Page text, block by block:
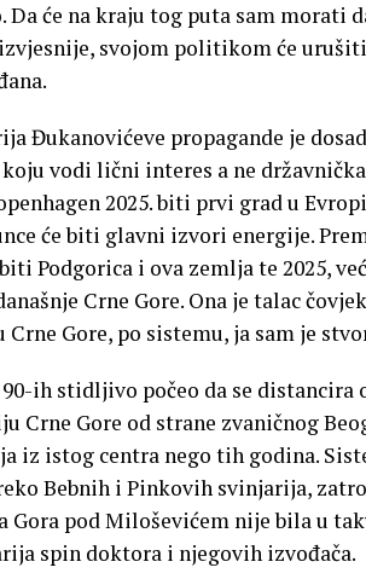
Da će na kraju tog puta sam
svojom politikom će
Đukanovićeve propagande je
vodi lični interes a ne
2025. biti prvi grad u
će biti glavni izvori energije.
Podgorica i ova zemlja te 2025,
Crne Gore. Ona je talac
Gore, po sistemu, ja sam je
ih stidljivo počeo da se
Crne Gore od strane zvaničnog
iz istog centra nego tih godina.
Bebnih i Pinkovih svinjarija,
Gora pod Miloševićem nije bila u
spin doktora i njegovih izvođača.